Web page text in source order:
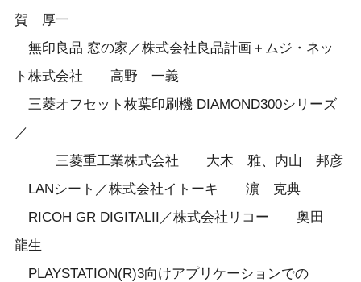
賀 厚一
無印良品 窓の家／株式会社良品計画＋ムジ・ネッ
ト株式会社 高野 一義
三菱オフセット枚葉印刷機 DIAMOND300シリーズ
／
三菱重工業株式会社 大木 雅、内山 邦彦
LANシート／株式会社イトーキ 濵 克典
RICOH GR DIGITALII／株式会社リコー 奥田
龍生
PLAYSTATION(R)3向けアプリケーションでの